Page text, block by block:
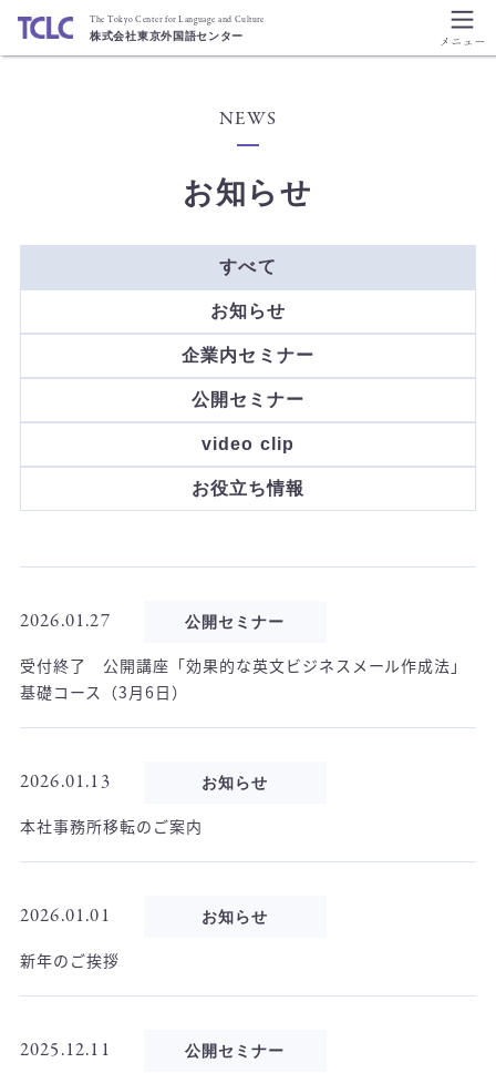
The Tokyo Center for Language and Culture
株式会社東京外国語センター
NEWS
お知らせ
すべて
お知らせ
企業内セミナー
公開セミナー
video clip
お役立ち情報
2026.01.27 公開セミナー
受付終了 公開講座「効果的な英文ビジネスメール作成法」
基礎コース（3月6日）
2026.01.13 お知らせ
本社事務所移転のご案内
2026.01.01 お知らせ
新年のご挨拶
2025.12.11 公開セミナー